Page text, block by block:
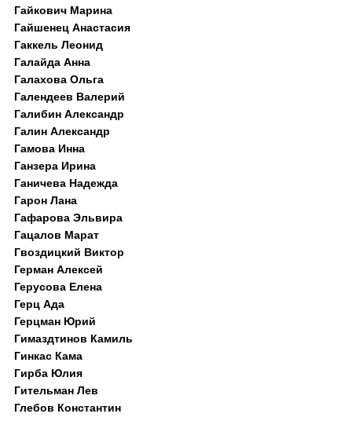
Гайкович Марина
Гайшенец Анастасия
Гаккель Леонид
Галайда Анна
Галахова Ольга
Галендеев Валерий
Галибин Александр
Галин Александр
Гамова Инна
Ганзера Ирина
Ганичева Надежда
Гарон Лана
Гафарова Эльвира
Гацалов Марат
Гвоздицкий Виктор
Герман Алексей
Герусова Елена
Герц Ада
Герцман Юрий
Гимаздтинов Камиль
Гинкас Кама
Гирба Юлия
Гительман Лев
Глебов Константин